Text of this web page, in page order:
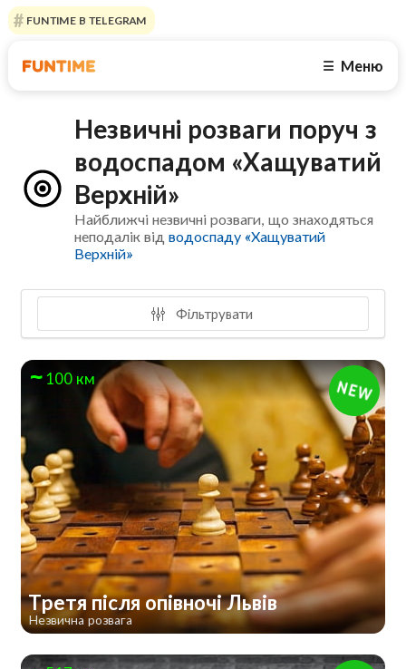
FUNTIME В TELEGRAM
☰ Меню
Незвичні розваги поруч з
водоспадом «Хащуватий
Верхній»
Найближчі незвичні розваги, що знаходяться
неподалік відводоспаду «Хащуватий
Верхній»
Фільтрувати
100 км
Третя після опівночі Львів
Незвична розвага